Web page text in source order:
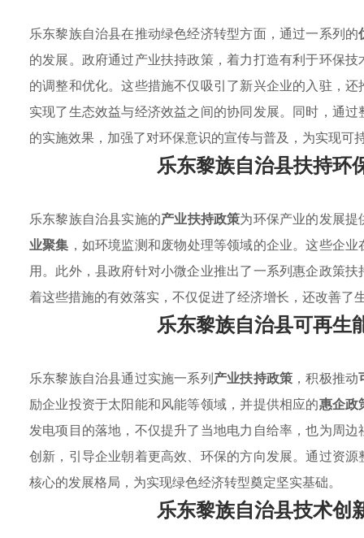
乐东黎族自治县在推动绿色经济转型方面，通过一系列的
的发展。政府通过产业扶持政策，着力打造有利于环保
的调整和优化。这些措施不仅吸引了新兴企业的入驻，
实现了生态效益与经济效益之间的协同发展。同时，通
的实施效果，加强了对环保意识的宣传与普及，为实现可
乐东黎族自治县扶持环
乐东黎族自治县实施的产业扶持政策为环保产业的发展
业聚集 ，如环境监测和废物处理等领域的企业。这些企
用。此外，县政府针对小微企业推出了一系列惠企政策
着这些措施的有效落实，不仅促进了经济增长，还改善了
乐东黎族自治县可再生
乐东黎族自治县通过实施一系列产业扶持政策 ，积极推动
励企业投资于太阳能和风能等领域，并提供相应的惠企政
发电项目的落地，不仅提升了当地电力自给率，也为周
创新，引导企业朝着更高效、环保的方向发展。通过资
核心的发展格局，为实现绿色经济转型奠定坚实基础。
乐东黎族自治县技术创